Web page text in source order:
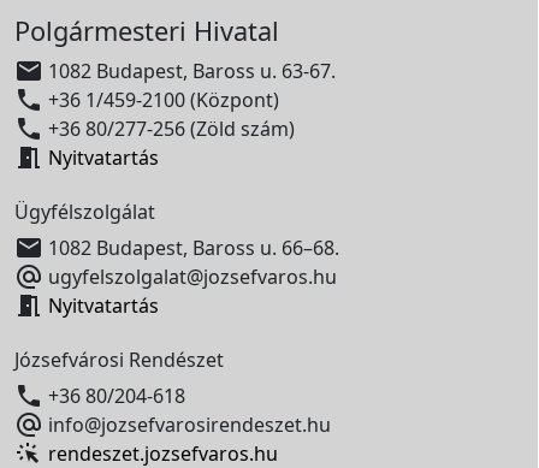
Polgármesteri Hivatal
 1082 Budapest, Baross u. 63-67.
 +36 1/459-2100 (Központ)
 +36 80/277-256 (Zöld szám)
 Nyitvatartás
Ügyfélszolgálat
 1082 Budapest, Baross u. 66–68.
 ugyfelszolgalat@jozsefvaros.hu
 Nyitvatartás
Józsefvárosi Rendészet
 +36 80/204-618
 info@jozsefvarosirendeszet.hu
rendeszet.jozsefvaros.hu